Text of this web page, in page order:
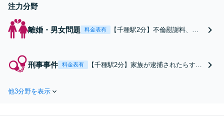
注力分野
離婚・男女問題 料金表有
【千種駅2分】不倫慰謝料、財
じた適切な対応！お子様の意思
刑事事件 料金表有
【千種駅2分】家族が逮捕されたらすぐ
弁護士が最後まで一貫対応！【土日夜
他3分野を表示